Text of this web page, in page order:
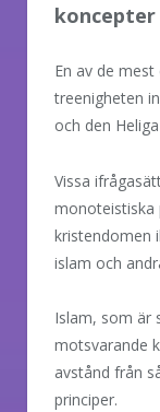
koncepter
En av de
treenigheten
och den
Vissa
monoteistiska
kristendomen
islam och
Islam, som är
motsvarande
avstånd från
principer.